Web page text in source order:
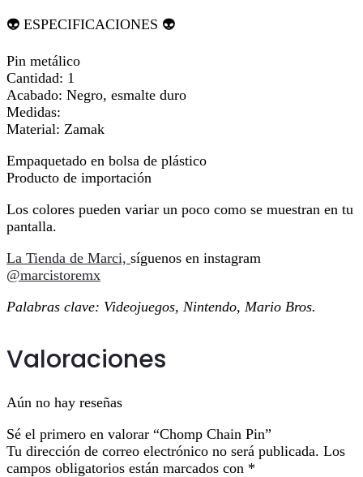
👽 ESPECIFICACIONES 👽
Pin metálico
Cantidad: 1
Acabado: Negro, esmalte duro
Medidas:
Material: Zamak
Empaquetado en bolsa de plástico
Producto de importación
Los colores pueden variar un poco como se muestran en tu
pantalla.
La Tienda de Marci, síguenos en instagram
@marcistoremx
Palabras clave: Videojuegos, Nintendo, Mario Bros.
Valoraciones
Aún no hay reseñas
Sé el primero en valorar “Chomp Chain Pin”
Tu dirección de correo electrónico no será publicada. Los
campos obligatorios están marcados con *